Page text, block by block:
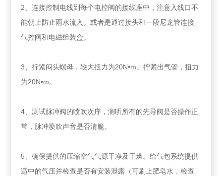
2、连接控制电线到每个电控阀的接线座中，注意入线口不
能朝上防止雨水流入。或者是通过接头和一段尼龙管连接
气控阀和电磁组装盒。
3、拧紧闷头螺母，较大扭力为20N•m。拧紧出气管，扭力
为20N•m。
4、测试脉冲阀的喷吹次序，测听所有的先导阀是否操作正
常，脉冲喷吹声音是否清脆。
5、确保提供的压缩空气气源干净及干燥。给气包系统提供
适中的气压并检查是否有安装泄露（可刷上肥皂水，检查